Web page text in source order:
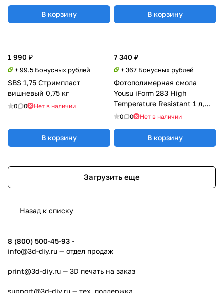
В корзину В корзину
1 990 ₽
+ 99.5 Бонусных рублей
SBS 1,75 Стримпласт
вишневый 0,75 кг
0 0 Нет в наличии
В корзину
7 340 ₽
+ 367 Бонусных рублей
Фотополимерная смола
Yousu iForm 283 High
Temperature Resistant 1 л,
прозрачная
0 0 Нет в наличии
В корзину
Загрузить еще
Назад к списку
8 (800) 500-45-93
info@3d-diy.ru — отдел продаж
print@3d-diy.ru — 3D печать на заказ
support@3d-diy.ru — тех. поддержка